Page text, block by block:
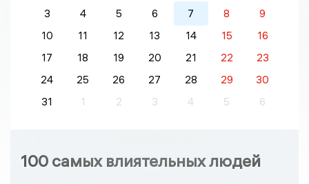
3
4 5 6 7 8
9
10
11 12 13 14 15
16
17
18 19 20 21 22
23
24
25 26 27 28 29
30
31
1 2 3 4 5 6
100 самых влиятельных людей